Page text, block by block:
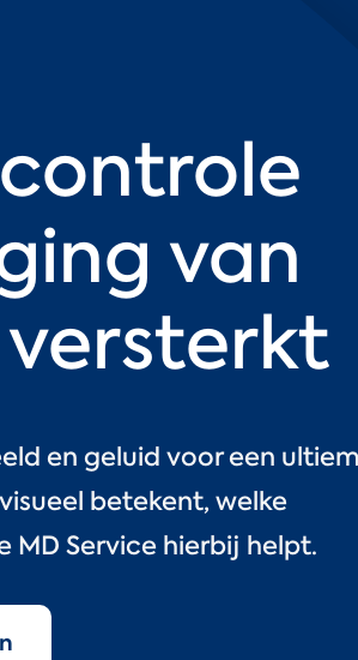
van
en geluid voor een
betekent, welke
MD Service hierbij helpt.